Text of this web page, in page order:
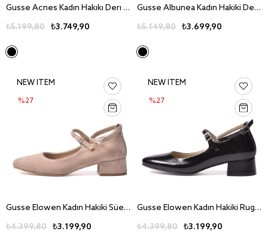
Gusse Acnes Kadın Hakıkı Derı Ayakkabı 216674T
₺3.749,90
₺5.199,80
Gusse Albunea Kadın Hakiki Deri Ayakkabı 216677T
₺3.699,90
₺5.149,80
Gusse Elowen Kadın Hakiki Süet Deri Topuklu Ayakkabı 24-2
₺3.199,90
₺4.399,80
NEW ITEM
%27
Gusse Elowen Kadın Hakiki Rugan Deri Topuklu Ayakkabı 24-3
₺3.199,90
₺4.399,80
NEW ITEM
%27